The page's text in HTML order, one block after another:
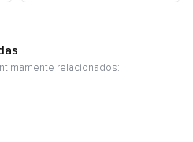
relacionados: